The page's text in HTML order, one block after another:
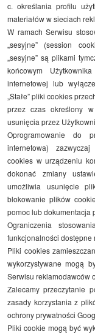
c. określania profilu
materiałów w sieciach
W ramach Serwisu
„sesyjne” (session
„sesyjne” są plikami
końcowym
internetowej lub
„Stałe” pliki cookies
przez czas określony
usunięcia przez
Oprogramowanie do
internetowa)
cookies w urządzeniu
dokonać zmiany
umożliwia usunięcie
blokowanie plików
pomoc lub dokumentacja
Ograniczenia
funkcjonalności dostępne
Pliki cookies
wykorzystywane mogą
Serwisu reklamodawców
Zalecamy przeczytanie
zasady korzystania z
ochrony prywatności
Pliki cookie mogą być